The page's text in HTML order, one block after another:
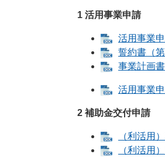
1 活用事業申請
活用事業
誓約書（
事業計画
活用事業
2 補助金交付申請
（利活用
（利活用